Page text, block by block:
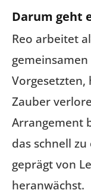
Darum geht
Reo arbeitet
Zauber
Arrangement
das schnell
geprägt von
heranwächst.